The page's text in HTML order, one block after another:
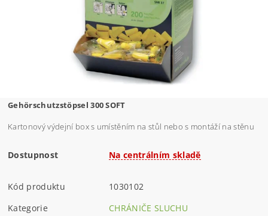
Gehörschutzstöpsel 300 SOFT
Kartonový výdejní box s umístěním na stůl nebo s montáží na stěnu
Dostupnost Na centrálním skladě
Kód produktu
1030102
Kategorie
CHRÁNIČE SLUCHU